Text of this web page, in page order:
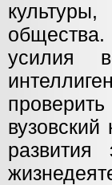
усилия